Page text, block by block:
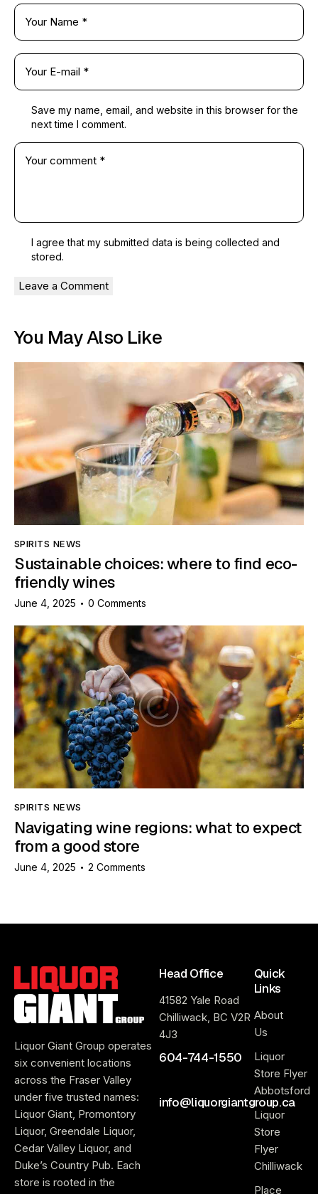
Save my name, email, and website in this browser for the
next time I comment.
I agree that my submitted data is being collected and
stored.
You May Also Like
SPIRITS NEWS
Sustainable choices: where to find eco-
friendly wines
June 4, 2025 0 Comments
SPIRITS NEWS
Navigating wine regions: what to expect
from a good store
June 4, 2025 2 Comments
Liquor Giant Group operates
six convenient locations
across the Fraser Valley
under five trusted names:
Liquor Giant, Promontory
Liquor, Greendale Liquor,
Cedar Valley Liquor, and
Duke’s Country Pub. Each
store is rooted in the
Head Office
41582 Yale Road
Chilliwack, BC V2R
4J3
604-744-1550
info@liquorgiantgroup.ca
Quick
Links
About
Us
Liquor
Store Flyer
Abbotsford
Liquor
Store
Flyer
Chilliwack
Place